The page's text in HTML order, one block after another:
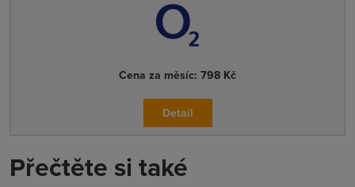
Cena za měsíc: 798 Kč
Detail
Přečtěte si také